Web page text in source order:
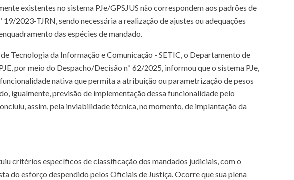
existentes no sistema PJe/GPSJUS não correspondem aos padrões de
2023-TJRN, sendo necessária a realização de ajustes ou adequações
das espécies de mandado.
Tecnologia da Informação e Comunicação - SETIC, o Departamento de
por meio do Despacho/Decisão nº 62/2025, informou que o sistema PJe,
nativa que permita a atribuição ou parametrização de pesos
igualmente, previsão de implementação dessa funcionalidade pelo
assim, pela inviabilidade técnica, no momento, de implantação da
critérios específicos de classificação dos mandados judiciais, com o
do esforço despendido pelos Oficiais de Justiça. Ocorre que sua plena